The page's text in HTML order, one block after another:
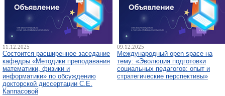
11.12.2025
Состоится расширенное заседание
кафедры «Методики преподавания
математики, физики и
информатики» по обсуждению
докторской диссертации С.Е.
Каппасовой
09.12.2025
Международный open space на
тему: «Эволюция подготовки
социальных педагогов: опыт и
стратегические перспективы»